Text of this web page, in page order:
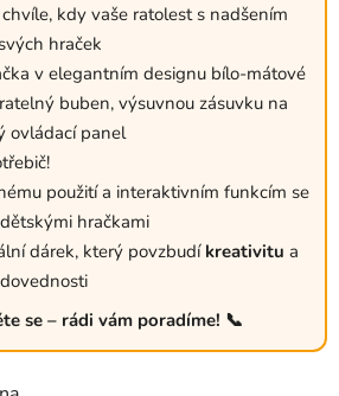
kdy vaše ratolest s nadšením
hraček
v elegantním designu bílo-mátové
buben, výsuvnou zásuvku na
ovládací panel
použití a interaktivním funkcím se
hračkami
dárek, který povzbudí kreativitu a
se – rádi vám poradíme! 📞